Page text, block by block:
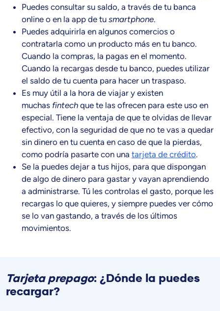
Puedes consultar su saldo, a través de tu banca
online o en la app de tu smartphone.
Puedes adquirirla en algunos comercios o
contratarla como un producto más en tu banco.
Cuando la compras, la pagas en el momento.
Cuando la recargas desde tu banco, puedes utilizar
el saldo de tu cuenta para hacer un traspaso.
Es muy útil a la hora de viajar y existen
muchas fintech que te las ofrecen para este uso en
especial. Tiene la ventaja de que te olvidas de llevar
efectivo, con la seguridad de que no te vas a quedar
sin dinero en tu cuenta en caso de que la pierdas,
como podría pasarte con una tarjeta de crédito.
Se la puedes dejar a tus hijos, para que dispongan
de algo de dinero para gastar y vayan aprendiendo
a administrarse. Tú les controlas el gasto, porque les
recargas lo que quieres, y siempre puedes ver cómo
se lo van gastando, a través de los últimos
movimientos.
Tarjeta prepago: ¿Dónde la puedes
recargar?